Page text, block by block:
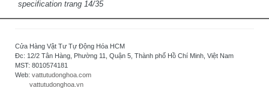
specification trang 14/35
Cửa Hàng Vật Tư Tự Động Hóa HCM
Đc: 12/2 Tân Hàng, Phường 11, Quận 5, Thành phố Hồ Chí Minh, Việt Nam
MST: 8010574181
Web: vattutudonghoa.com
vattutudonghoa.vn